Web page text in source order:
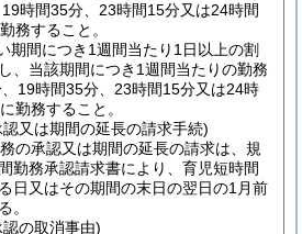
時間35分、23時間15分又は24時間
務すること。
期間につき1週間当たり1日以上の割
、当該期間につき1週間当たりの勤務
19時間35分、23時間15分又は24時
勤務すること。
又は期間の延長の請求手続)
の承認又は期間の延長の請求は、規
勤務承認請求書により、育児短時間
日又はその期間の末日の翌日の1月前
。
の取消事由)